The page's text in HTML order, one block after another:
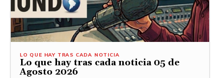
LO QUE HAY TRAS CADA NOTICIA
Lo que hay tras cada noticia 05 de
Agosto 2026